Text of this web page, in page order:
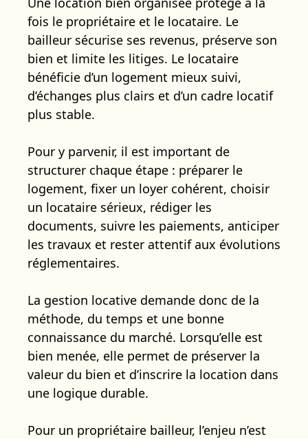
fois le propriétaire et le locataire. Le
bailleur sécurise ses revenus, préserve son
bien et limite les litiges. Le locataire
bénéficie d’un logement mieux suivi,
d’échanges plus clairs et d’un cadre locatif
plus stable.
Pour y parvenir, il est important de
structurer chaque étape : préparer le
logement, fixer un loyer cohérent, choisir
un locataire sérieux, rédiger les
documents, suivre les paiements, anticiper
les travaux et rester attentif aux évolutions
réglementaires.
La gestion locative demande donc de la
méthode, du temps et une bonne
connaissance du marché. Lorsqu’elle est
bien menée, elle permet de préserver la
valeur du bien et d’inscrire la location dans
une logique durable.
Pour un propriétaire bailleur, l’enjeu n’est